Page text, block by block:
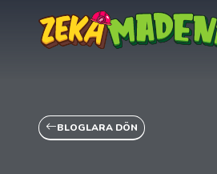
BLOGLARA DÖN